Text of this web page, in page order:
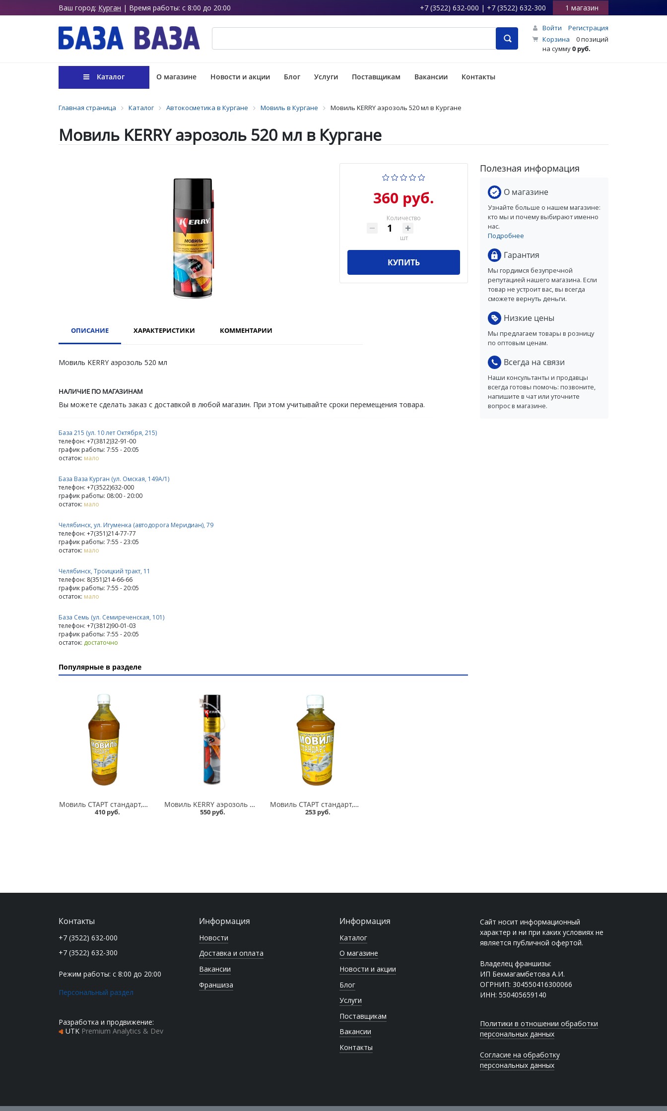
Ваш город: Курган | Время работы: с 8:00 до 20:00 +7 (3522) 632-000 | +7 (3522) 632-300 1 магазин
Войти
Регистрация
Корзина
0 позиций
на сумму0 руб.
Каталог О магазине Новости и акции Блог Услуги Поставщикам Вакансии Контакты
Главная страница Каталог Автокосметика в Кургане Мовиль в Кургане Мовиль KERRY аэрозоль 520 мл в Кургане
Мовиль KERRY аэрозоль 520 мл в Кургане
360 руб.
Количество
шт
КУПИТЬ
ОПИСАНИЕ ХАРАКТЕРИСТИКИ КОММЕНТАРИИ
Мовиль KERRY аэрозоль 520 мл
НАЛИЧИЕ ПО МАГАЗИНАМ
Вы можете сделать заказ с доставкой в любой магазин. При этом учитывайте сроки перемещения товара.
База 215 (ул. 10 лет Октября, 215)
телефон: +7(3812)32-91-00
график работы: 7:55 - 20:05
остаток: мало
База Ваза Курган (ул. Омская, 149А/1)
телефон: +7(3522)632-000
график работы: 08:00 - 20:00
остаток: мало
Челябинск, ул. Игуменка (автодорога Меридиан), 79
телефон: +7(351)214-77-77
график работы: 7:55 - 23:05
остаток: мало
Челябинск, Троицкий тракт, 11
телефон: 8(351)214-66-66
график работы: 7:55 - 20:05
остаток: мало
База Семь (ул. Семиреченская, 101)
телефон: +7(3812)90-01-03
график работы: 7:55 - 20:05
остаток: достаточно
Популярные в разделе
Мовиль СТАРТ стандарт,цинк,бронза 1 л в Кургане
410 руб.
Мовиль KERRY аэрозоль с трубкой 1000 мл в Кургане
550 руб.
Мовиль СТАРТ стандарт,цинк,бронза 0,5 л в Кургане
253 руб.
Полезная информация
О магазине
Узнайте больше о нашем магазине:
кто мы и почему выбирают именно
нас.
Подробнее
Гарантия
Мы гордимся безупречной
репутацией нашего магазина. Если
товар не устроит вас, вы всегда
сможете вернуть деньги.
Низкие цены
Мы предлагаем товары в розницу
по оптовым ценам.
Всегда на связи
Наши консультанты и продавцы
всегда готовы помочь: позвоните,
напишите в чат или уточните
вопрос в магазине.
Информация
Новости
Доставка и оплата
Вакансии
Франшиза
Информация
Каталог
О магазине
Новости и акции
Блог
Услуги
Поставщикам
Вакансии
Контакты
Сайт носит информационный
характер и ни при каких условиях не
является публичной офертой.
Владелец франшизы:
ИП Бекмагамбетова А.И.
ОГРНИП: 304550416300066
ИНН: 550405659140
Политики в отношении обработки
персональных данных
Согласие на обработку
персональных данных
Контакты
+7 (3522) 632-000
+7 (3522) 632-300
Режим работы: с 8:00 до 20:00
Персональный раздел
Разработка и продвижение:
UTK Premium Analytics & Dev